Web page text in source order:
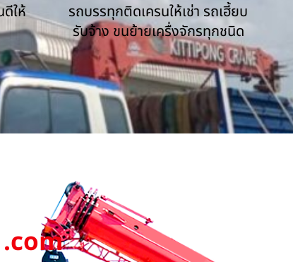
ดีให้
รถบรรทุกติดเครนให้เช่า รถเฮี้ยบ
รับจ้าง ขนย้ายเครื่งจักรทุกชนิด
.com